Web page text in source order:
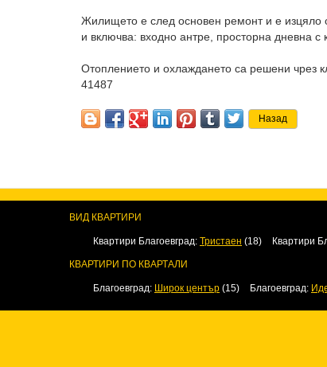
Жилището е след основен ремонт и е изцяло
и включва: входно антре, просторна дневна с
Отоплението и охлаждането са решени чрез
41487
ВИД КВАРТИРИ
Квартири Благоевград: Тристаен (18) Квартири
КВАРТИРИ ПО КВАРТАЛИ
Благоевград: Широк център (15) Благоевград: